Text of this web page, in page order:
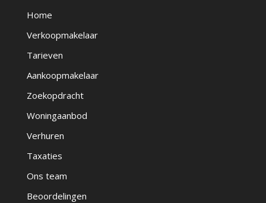
Home
Verkoopmakelaar
Tarieven
Aankoopmakelaar
Zoekopdracht
Woningaanbod
Verhuren
Taxaties
Ons team
Beoordelingen